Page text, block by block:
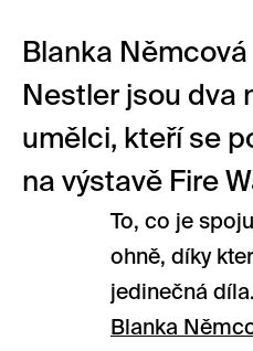
Blanka
Nestler jsou dva
umělci, kteří se
na výstavě Fire
To, co je
ohně, díky
jedinečná
Blanka